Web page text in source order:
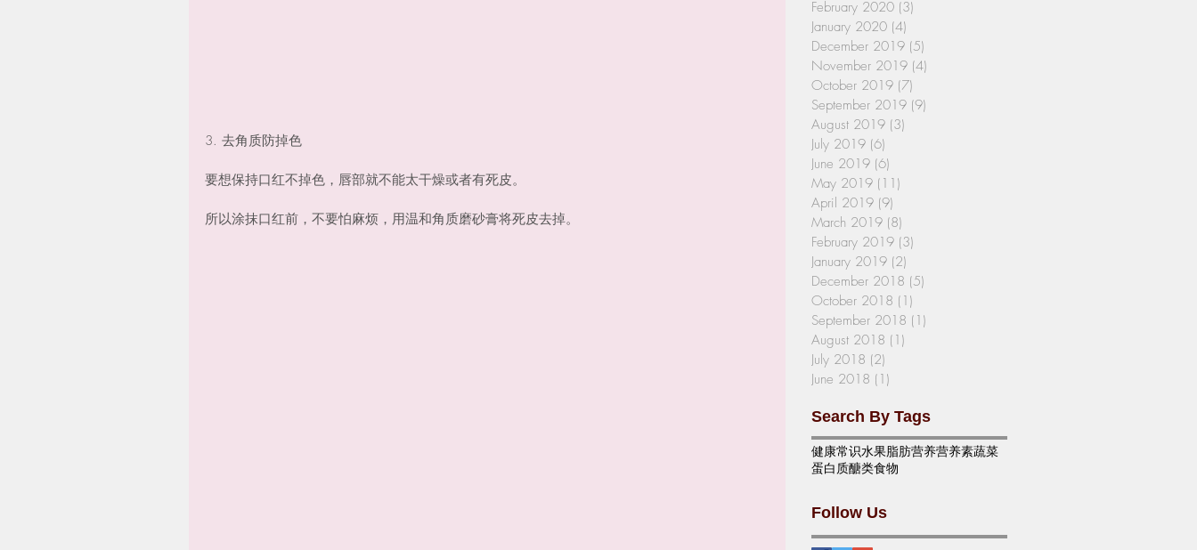
3. 去角质防掉色
要想保持口红不掉色，唇部就不能太干燥或者有死皮。
所以涂抹口红前，不要怕麻烦，用温和角质磨砂膏将死皮去掉。
February 2020 (3)
January 2020 (4)
December 2019 (5)
November 2019 (4)
October 2019 (7)
September 2019 (9)
August 2019 (3)
July 2019 (6)
June 2019 (6)
May 2019 (11)
April 2019 (9)
March 2019 (8)
February 2019 (3)
January 2019 (2)
December 2018 (5)
October 2018 (1)
September 2018 (1)
August 2018 (1)
July 2018 (2)
June 2018 (1)
Search By Tags
健康常识水果脂肪营养营养素蔬菜
蛋白质醣类食物
Follow Us